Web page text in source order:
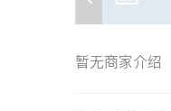
暂无商家介绍